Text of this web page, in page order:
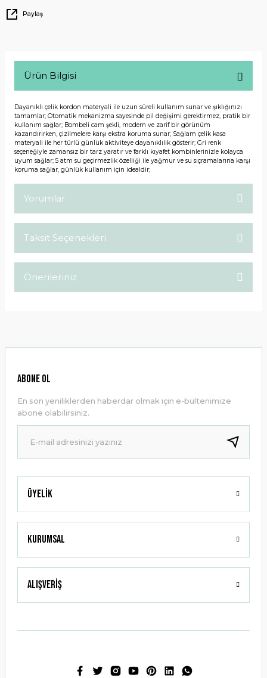
Paylaş
Ürün Bilgisi
Dayanıklı çelik kordon materyali ile uzun süreli kullanım sunar ve şıklığınızı
tamamlar; Otomatik mekanizma sayesinde pil değişimi gerektirmez, pratik bir
kullanım sağlar; Bombeli cam şekli, modern ve zarif bir görünüm
kazandırırken, çizilmelere karşı ekstra koruma sunar; Sağlam çelik kasa
materyali ile her türlü günlük aktiviteye dayanıklılık gösterir; Gri renk
seçeneğiyle zamansız bir tarz yaratır ve farklı kıyafet kombinlerinizle kolayca
uyum sağlar; 5 atm su geçirmezlik özelliği ile yağmur ve su sıçramalarına karşı
koruma sağlar, günlük kullanım için idealdir;
Yorumlar
Taksit Seçenekleri
Önerileriniz
Ürün resmi kalitesiz, bozuk veya görüntülenemiyor.
Ürün bilgilerinde hatalar bulunuyor.
Ürün fiyatı diğer sitelerden daha pahalı.
Bu ürüne benzer farklı alternatifler olmalı.
Gönder
Üyelik
Kurumsal
Alışveriş
ABONE OL
En son yeniliklerden haberdar olmak için e-bültenimize
abone olabilirsiniz.